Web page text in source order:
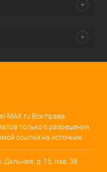
MAX.ru Все права
только с разрешения
ссылки на источник.
Дальняя, д. 15, пав. 38